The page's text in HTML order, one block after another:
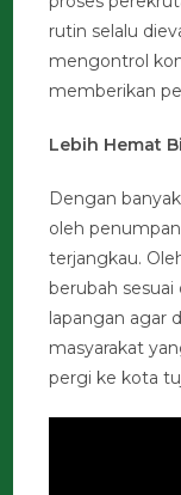
rutin selalu
mengontrol
memberikan
Lebih Hemat
Dengan
oleh
terjangkau.
berubah
lapangan agar
masyarakat
pergi ke kota